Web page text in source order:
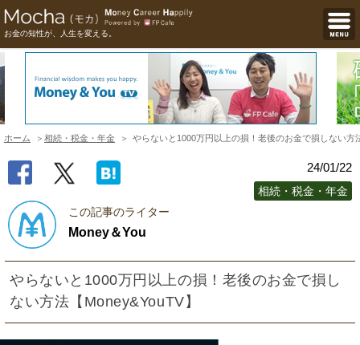
お金の知性が、人生を変える。
ホーム 相続・税金・年金 やらないと1000万円以上の損！老後のお金で損しない方
24/01/22
相続・税金・年金
この記事のライター
Money＆You
やらないと1000万円以上の損！老後のお金で損し
ない方法【Money&YouTV】